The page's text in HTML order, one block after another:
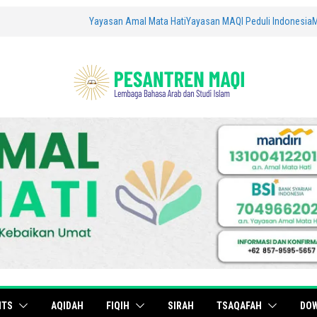
Yayasan Amal Mata HatiYayasan MAQI Peduli Indonesia
AQIDAH FIQIH SIRAH TSAQAFAH